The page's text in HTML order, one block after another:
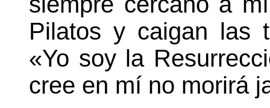
Pilatos y caigan las
«Yo soy la
cree en mí no morirá